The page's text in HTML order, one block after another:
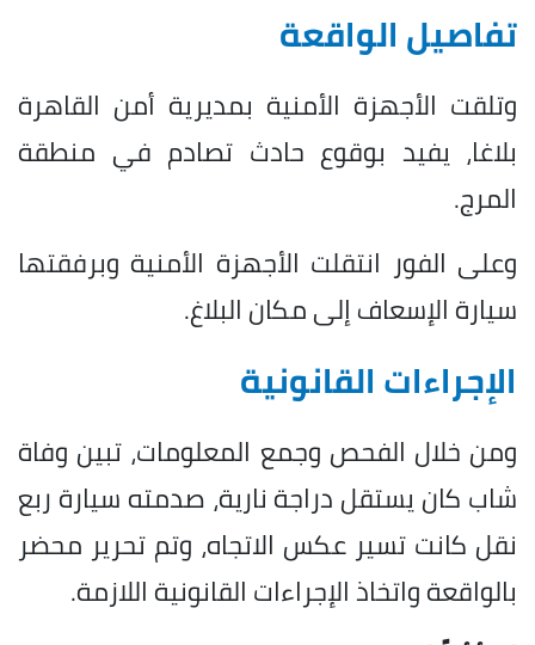
تفاصيل الواقعة
وتلقت الأجهزة الأمنية بمديرية أمن القاهرة
بلاغا، يفيد بوقوع حادث تصادم في منطقة
المرج.
وعلى الفور انتقلت الأجهزة الأمنية وبرفقتها
سيارة الإسعاف إلى مكان البلاغ.
الإجراءات القانونية
ومن خلال الفحص وجمع المعلومات، تبين وفاة
شاب كان يستقل دراجة نارية، صدمته سيارة ربع
نقل كانت تسير عكس الاتجاه، وتم تحرير محضر
بالواقعة واتخاذ الإجراءات القانونية اللازمة.